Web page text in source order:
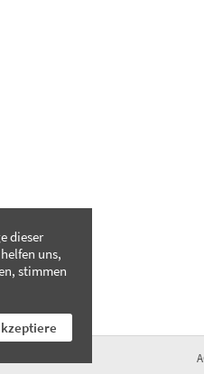
dieser
uns,
stimmen